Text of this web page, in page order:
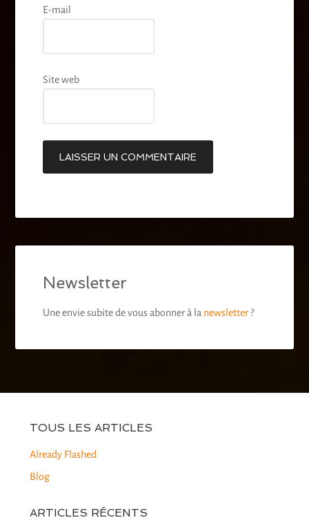
E-mail
Site web
Newsletter
Une envie subite de vous abonner à la newsletter ?
TOUS LES ARTICLES
Already Flashed
Blog
ARTICLES RÉCENTS